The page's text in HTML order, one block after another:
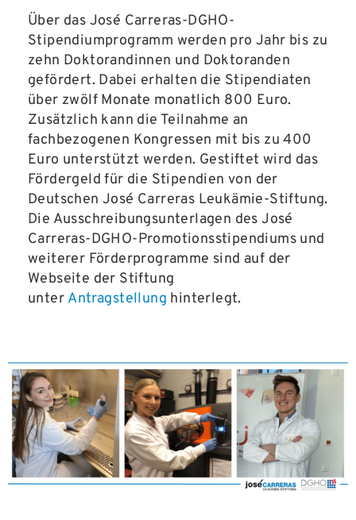
Über das José Carreras-DGHO-
Stipendiumprogramm werden pro Jahr bis zu
zehn Doktorandinnen und Doktoranden
gefördert. Dabei erhalten die Stipendiaten
über zwölf Monate monatlich 800 Euro.
Zusätzlich kann die Teilnahme an
fachbezogenen Kongressen mit bis zu 400
Euro unterstützt werden. Gestiftet wird das
Fördergeld für die Stipendien von der
Deutschen José Carreras Leukämie-Stiftung.
Die Ausschreibungsunterlagen des José
Carreras-DGHO-Promotionsstipendiums und
weiterer Förderprogramme sind auf der
Webseite der Stiftung
unter Antragstellung hinterlegt.